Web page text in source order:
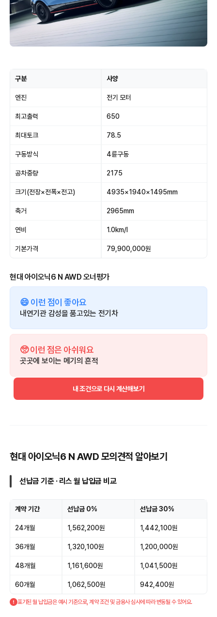
구분 사양
엔진 전기 모터
최고출력 650
최대토크 78.5
구동방식 4륜구동
공차중량 2175
크기(전장×전폭×전고) 4935×1940×1495mm
축거 2965mm
연비 1.0km/l
기본가격 79,900,000원
현대 아이오닉6 N AWD 오너평가
😄 이런 점이 좋아요
내연기관 감성을 품고있는 전기차
🥺 이런 점은 아쉬워요
곳곳에 보이는 메기의 흔적
내 조건으로 다시 계산해보기
현대 아이오닉6 N AWD 모의견적 알아보기
선납금 기준 · 리스 월 납입금 비교
계약 기간 선납금 0% 선납금 30%
24개월 1,562,200원 1,442,100원
36개월 1,320,100원 1,200,000원
48개월 1,161,600원 1,041,500원
60개월 1,062,500원 942,400원
표기된 월 납입금은 예시 기준으로, 계약 조건 및 금융사 심사에 따라 변동될 수 있어요.